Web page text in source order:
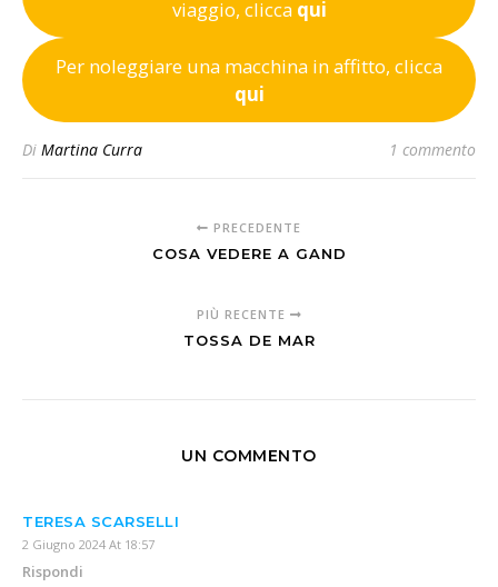
viaggio, clicca qui
Per noleggiare una macchina in affitto, clicca
qui
Di Martina Curra 1 commento
PRECEDENTE
COSA VEDERE A GAND
PIÙ RECENTE
TOSSA DE MAR
UN COMMENTO
TERESA SCARSELLI
2 Giugno 2024 At 18:57
Rispondi